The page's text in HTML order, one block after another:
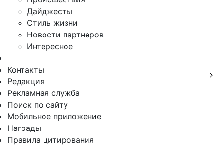
Дайджесты
Стиль жизни
Новости партнеров
Интересное
Контакты
Редакция
Рекламная служба
Поиск по сайту
Мобильное приложение
Награды
Правила цитирования